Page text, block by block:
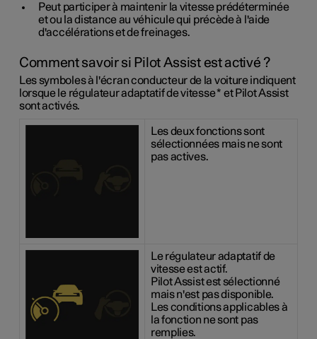
Peut participer à maintenir la vitesse prédéterminée
et ou la distance au véhicule qui précède à l'aide
d'accélérations et de freinages.
Comment savoir si Pilot Assist est activé ?
Les symboles à l'écran conducteur de la voiture indiquent
lorsque le régulateur adaptatif de vitesse* et Pilot Assist
sont activés.
Les deux fonctions sont
sélectionnées mais ne sont
pas actives.
Le régulateur adaptatif de
vitesse est actif.
Pilot Assist est sélectionné
mais n'est pas disponible.
Les conditions applicables à
la fonction ne sont pas
remplies.